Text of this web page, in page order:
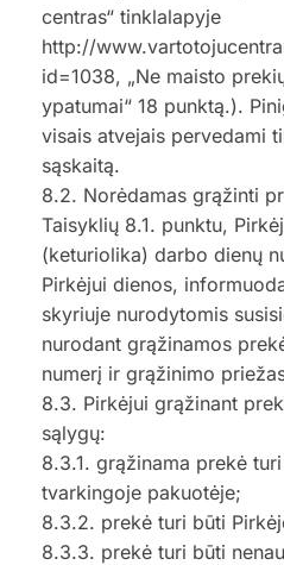
centras“ tinklalapyje
http://
id=1038, „Ne maisto
ypatumai“ 18 punktą.).
visais atvejais pervedami
sąskaitą.
8.2. Norėdamas grąžinti
Taisyklių 8.1. punktu,
(keturiolika) darbo dienų
Pirkėjui dienos,
skyriuje nurodytomis
nurodant grąžinamos
numerį ir grąžinimo
8.3. Pirkėjui grąžinant
sąlygų:
8.3.1. grąžinama prekė
tvarkingoje pakuotėje;
8.3.2. prekė turi būti
8.3.3. prekė turi būti